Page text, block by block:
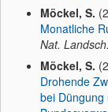
Möckel, S.
Monatliche
Nat. Landsch.
Möckel, S.
Drohende
bei